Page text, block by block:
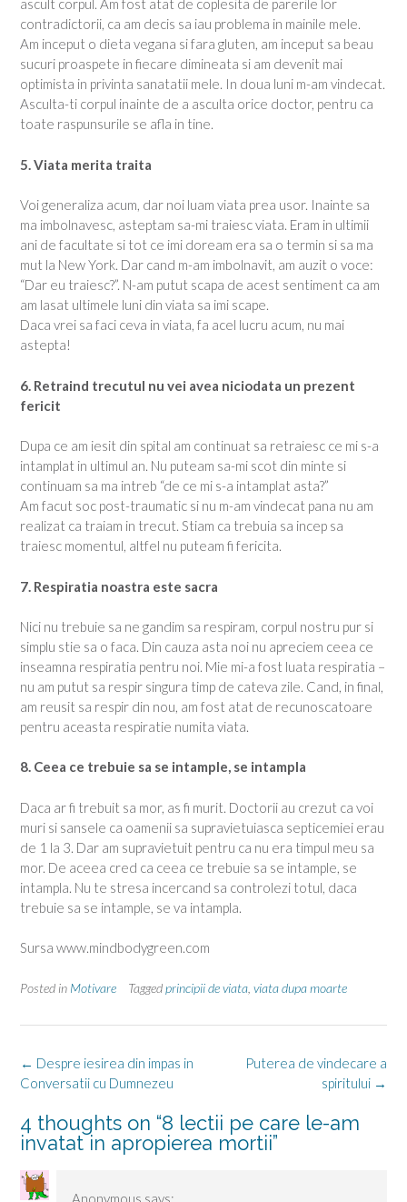
ascult corpul. Am fost atat de coplesita de parerile lor
contradictorii, ca am decis sa iau problema in mainile mele.
Am inceput o dieta vegana si fara gluten, am inceput sa beau
sucuri proaspete in fiecare dimineata si am devenit mai
optimista in privinta sanatatii mele. In doua luni m-am vindecat.
Asculta-ti corpul inainte de a asculta orice doctor, pentru ca
toate raspunsurile se afla in tine.
5. Viata merita traita
Voi generaliza acum, dar noi luam viata prea usor. Inainte sa
ma imbolnavesc, asteptam sa-mi traiesc viata. Eram in ultimii
ani de facultate si tot ce imi doream era sa o termin si sa ma
mut la New York. Dar cand m-am imbolnavit, am auzit o voce:
“Dar eu traiesc?”. N-am putut scapa de acest sentiment ca am
am lasat ultimele luni din viata sa imi scape.
Daca vrei sa faci ceva in viata, fa acel lucru acum, nu mai
astepta!
6. Retraind trecutul nu vei avea niciodata un prezent
fericit
Dupa ce am iesit din spital am continuat sa retraiesc ce mi s-a
intamplat in ultimul an. Nu puteam sa-mi scot din minte si
continuam sa ma intreb “de ce mi s-a intamplat asta?”
Am facut soc post-traumatic si nu m-am vindecat pana nu am
realizat ca traiam in trecut. Stiam ca trebuia sa incep sa
traiesc momentul, altfel nu puteam fi fericita.
7. Respiratia noastra este sacra
Nici nu trebuie sa ne gandim sa respiram, corpul nostru pur si
simplu stie sa o faca. Din cauza asta noi nu apreciem ceea ce
inseamna respiratia pentru noi. Mie mi-a fost luata respiratia –
nu am putut sa respir singura timp de cateva zile. Cand, in final,
am reusit sa respir din nou, am fost atat de recunoscatoare
pentru aceasta respiratie numita viata.
8. Ceea ce trebuie sa se intample, se intampla
Daca ar fi trebuit sa mor, as fi murit. Doctorii au crezut ca voi
muri si sansele ca oamenii sa supravietuiasca septicemiei erau
de 1 la 3. Dar am supravietuit pentru ca nu era timpul meu sa
mor. De aceea cred ca ceea ce trebuie sa se intample, se
intampla. Nu te stresa incercand sa controlezi totul, daca
trebuie sa se intample, se va intampla.
Sursa www.mindbodygreen.com
Posted in Motivare Taggedprincipii de viata viata dupa moarte
Post
navigation
Puterea de vindecare a
spiritului →
← Despre iesirea din impas in
Conversatii cu Dumnezeu
4 thoughts on “8 lectii pe care le-am
invatat in apropierea mortii”
Anonymous says: